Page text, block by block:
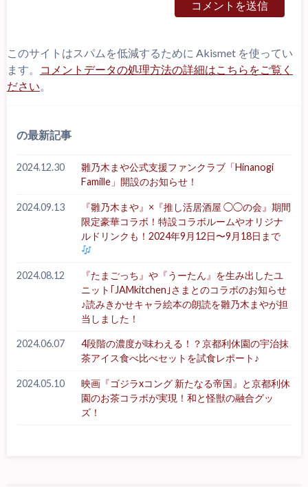
このサイトはスパムを低減するために Akismet を使ってい
ます。
コメントデータの処理方法の詳細はこちらをご覧く
ださい
の最新記事
2024.12.30
雛乃木まや公式支援ファンクラブ「Hinanogi
Famille」開設のお知らせ！
2024.09.13
『雛乃木まや』×『推し活居酒屋 ◯◯の会』期間
限定豪華コラボ！特設コラボルームやオリジナ
ルドリンクも！2024年9月12日〜9月18日まで
2024.08.12
『たまごっち』や『うーたん』を生み出したユ
ニット｢JAMkitchen｣さまとのコラボのお知らせ
♪読みきかせキャラ絵本の朗読を雛乃木まやが担
当しました！
2024.06.07
4段階の濃度が味わえる！？京都利休園の宇治抹
茶アイス食べ比べセットを試食レポート♪
2024.05.10
映画『ゴジラxコング 新たなる帝国』と京都利休
園のお茶コラボが実現！和と怪獣の融合グッ
ズ！